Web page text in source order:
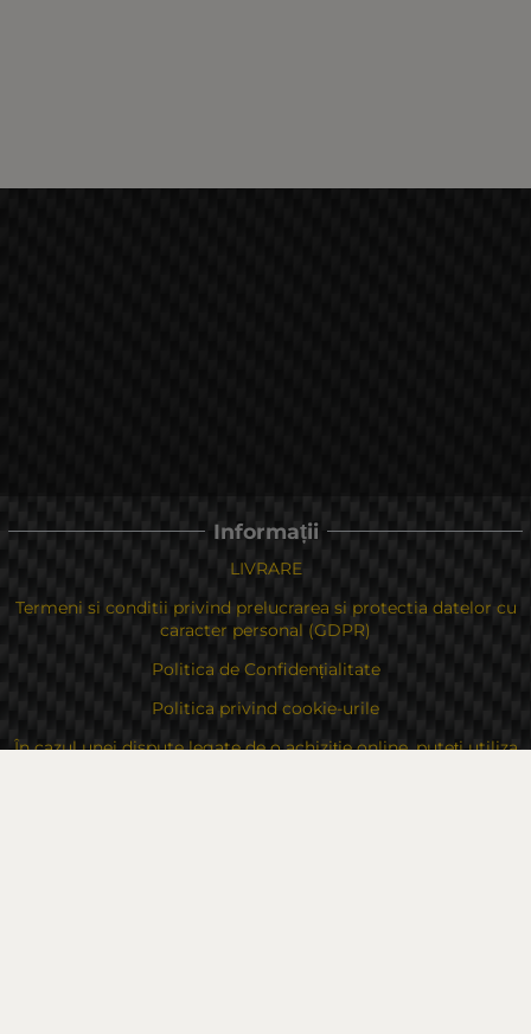
Informații
LIVRARE
Termeni si conditii privind prelucrarea si protectia datelor cu
caracter personal (GDPR)
Politica de Confidențialitate
Politica privind cookie-urile
În cazul unei dispute legate de o achiziție online, puteți utiliza